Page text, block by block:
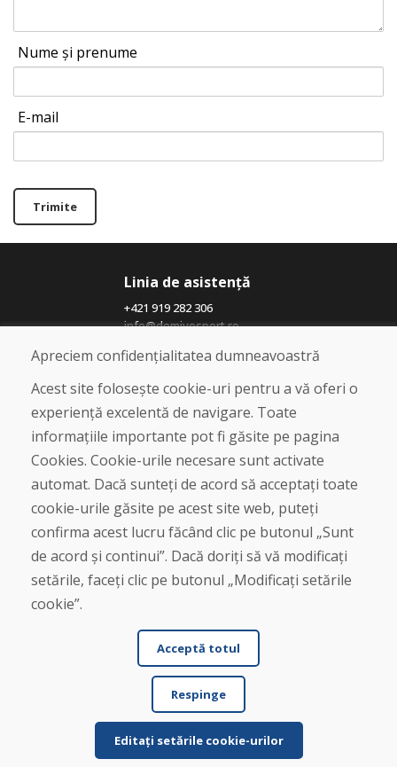
Nume și prenume
E-mail
Trimite
Linia de asistență
+421 919 282 306
info@domivosport.ro
Blog
Despre noi
Magazin
Contact
Cumpărare
Magazin online
Termeni și condiții de afaceri
Livrare și plată
Plângere
Cookies
Apreciem confidențialitatea dumneavoastră
Acest site folosește cookie-uri pentru a vă oferi o
experiență excelentă de navigare. Toate
informațiile importante pot fi găsite pe pagina
Cookies. Cookie-urile necesare sunt activate
automat. Dacă sunteți de acord să acceptați toate
cookie-urile găsite pe acest site web, puteți
confirma acest lucru făcând clic pe butonul „Sunt
de acord și continui”. Dacă doriți să vă modificați
setările, faceți clic pe butonul „Modificați setările
cookie”.
Acceptă totul
Respinge
Editați setările cookie-urilor